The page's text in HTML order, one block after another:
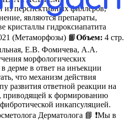
филлеров,
являются препараты,
кристаллы гидроксиапатита
(Метаморфозы) 📙Объем: 4 стр.
Е.В. Фомичева, А.А.
морфологических
дерме в ответ на инъекции
что механизм действия
развития ответной реакции на
приводящей к формированию
инкапсуляцией.
Дерматолога 📘 ❗️Мы в